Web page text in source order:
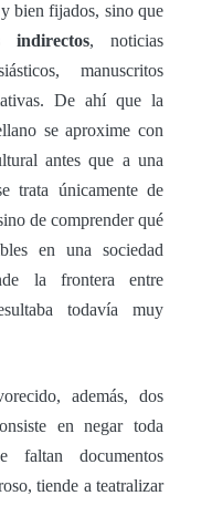
bien fijados, sino que
indirectos, noticias
manuscritos
De ahí que la
se aproxime con
antes que a una
trata únicamente de
de comprender qué
en una sociedad
la frontera entre
todavía muy
además, dos
en negar toda
faltan documentos
tiende a teatralizar